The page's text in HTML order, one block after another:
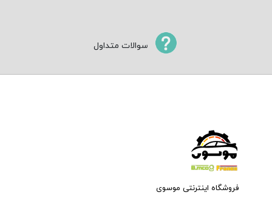
سوالات متداول
فروشگاه اینترنتی موسوی